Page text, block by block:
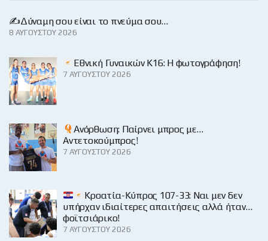
✍️Δύναμη σου είναι το πνεύμα σου…
8 ΑΥΓΟΎΣΤΟΥ 2026
Εθνική Γυναικών Κ16: Η φωτογράφηση!
7 ΑΥΓΟΎΣΤΟΥ 2026
Ανόρθωση: Παίρνει μπρος με…
Αντετοκούμπρος!
7 ΑΥΓΟΎΣΤΟΥ 2026
Κροατία-Κύπρος 107-33: Ναι μεν δεν
υπήρχαν ιδιαίτερες απαιτήσεις αλλά ήταν…
φοϊτσιάρικο!
7 ΑΥΓΟΎΣΤΟΥ 2026